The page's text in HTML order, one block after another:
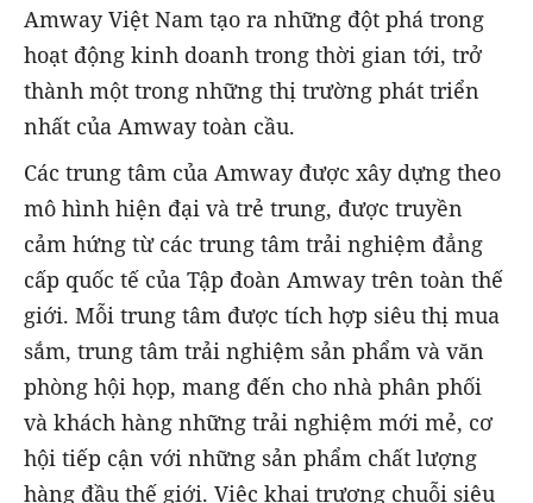
Amway Việt Nam tạo ra những đột phá trong
hoạt động kinh doanh trong thời gian tới, trở
thành một trong những thị trường phát triển
nhất của Amway toàn cầu.
Các trung tâm của Amway được xây dựng theo
mô hình hiện đại và trẻ trung, được truyền
cảm hứng từ các trung tâm trải nghiệm đẳng
cấp quốc tế của Tập đoàn Amway trên toàn thế
giới. Mỗi trung tâm được tích hợp siêu thị mua
sắm, trung tâm trải nghiệm sản phẩm và văn
phòng hội họp, mang đến cho nhà phân phối
và khách hàng những trải nghiệm mới mẻ, cơ
hội tiếp cận với những sản phẩm chất lượng
hàng đầu thế giới. Việc khai trương chuỗi siêu